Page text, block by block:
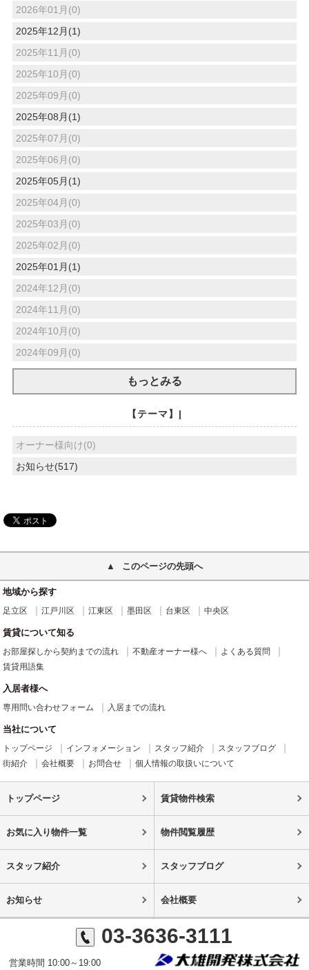
2026年01月(0)
2025年12月(1)
2025年11月(0)
2025年10月(0)
2025年09月(0)
2025年08月(1)
2025年07月(0)
2025年06月(0)
2025年05月(1)
2025年04月(0)
2025年03月(0)
2025年02月(0)
2025年01月(1)
2024年12月(0)
2024年11月(0)
2024年10月(0)
2024年09月(0)
もっとみる
【テーマ】|
オーナー様向け(0)
お知らせ(517)
このページの先頭へ
地域から探す
足立区 江戸川区 江東区 墨田区 台東区 中央区
賃貸について知る
お部屋探しから契約までの流れ 不動産オーナー様へ
よくある質問
賃貸用語集
入居者様へ
専用問い合わせフォーム 入居までの流れ
当社について
トップページ インフォメーション スタッフ紹介
スタッフブログ
街紹介
会社概要 お問合せ 個人情報の取扱いについて
トップページ 賃貸物件検索
お気に入り物件一覧 物件閲覧履歴
スタッフ紹介 スタッフブログ
お知らせ 会社概要
03-3636-3111
営業時間 10:00～19:00